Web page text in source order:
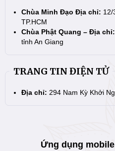
Chùa Minh Đạo Địa chỉ: 12/
TP.HCM
Chùa Phật Quang – Địa chỉ:
tỉnh An Giang
TRANG TIN ĐIỆN TỬ
Địa chỉ: 294 Nam Kỳ Khởi
Ứng dụng